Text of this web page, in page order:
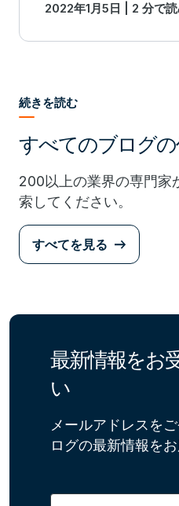
2022年1月5日 | 2 分で
続きを読む
すべてのブログ
200以上の業界の専門家
索してください。
すべてを見る
最新情報をお
い
メールアドレスを
ログの最新情報をお